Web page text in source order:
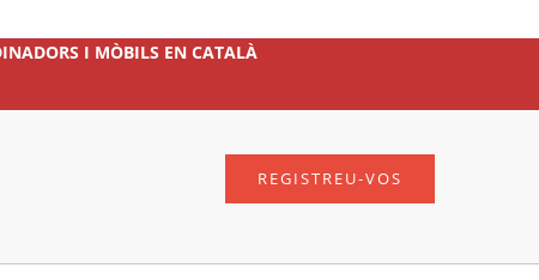
I MÒBILS EN CATALÀ
REGISTREU-VOS